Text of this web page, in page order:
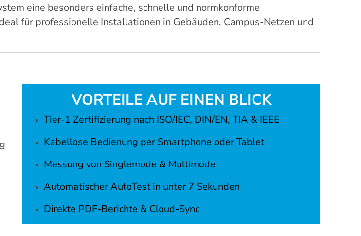
eine besonders einfache, schnelle und normkonforme
für professionelle Installationen in Gebäuden, Campus-Netzen und
VORTEILE AUF EINEN BLICK
Tier-1 Zertifizierung nach ISO/IEC, DIN/EN, TIA & IEEE
Kabellose Bedienung per Smartphone oder Tablet
Messung von Singlemode & Multimode
Automatischer AutoTest in unter 7 Sekunden
Direkte PDF-Berichte & Cloud-Sync